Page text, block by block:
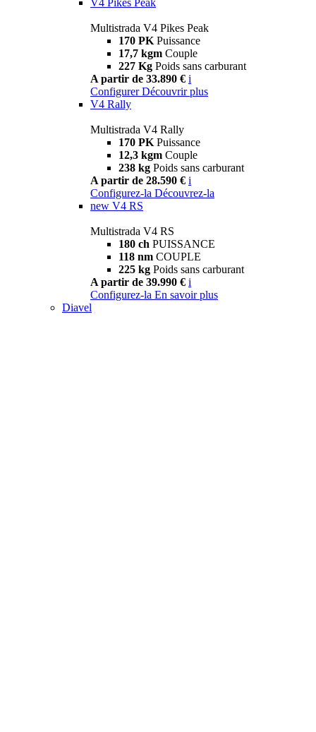
Multistrada V4 Pikes Peak
170 PK Puissance
17,7 kgm Couple
227 Kg Poids sans carburant
A partir de 33.890 € i
Configurer Découvrir plus
V4 Rally
Multistrada V4 Rally
170 PK Puissance
12,3 kgm Couple
238 kg Poids sans carburant
A partir de 28.590 € i
Configurez-la Découvrez-la
new V4 RS
Multistrada V4 RS
180 ch PUISSANCE
118 nm COUPLE
225 kg Poids sans carburant
A partir de 39.990 € i
Configurez-la En savoir plus
Diavel